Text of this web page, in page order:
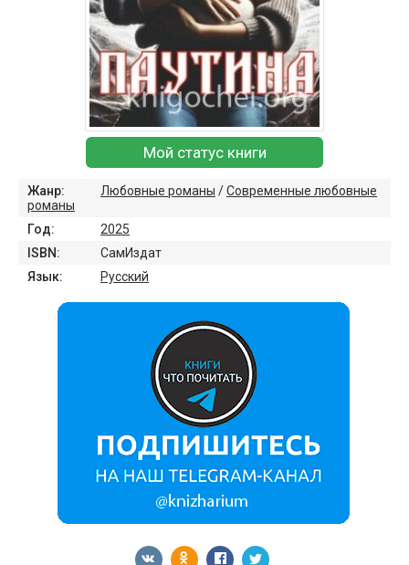
Мой статус книги
Жанр: Любовные романы /Современные любовные
романы
Год:
2025
ISBN:
СамИздат
Язык:
Русский